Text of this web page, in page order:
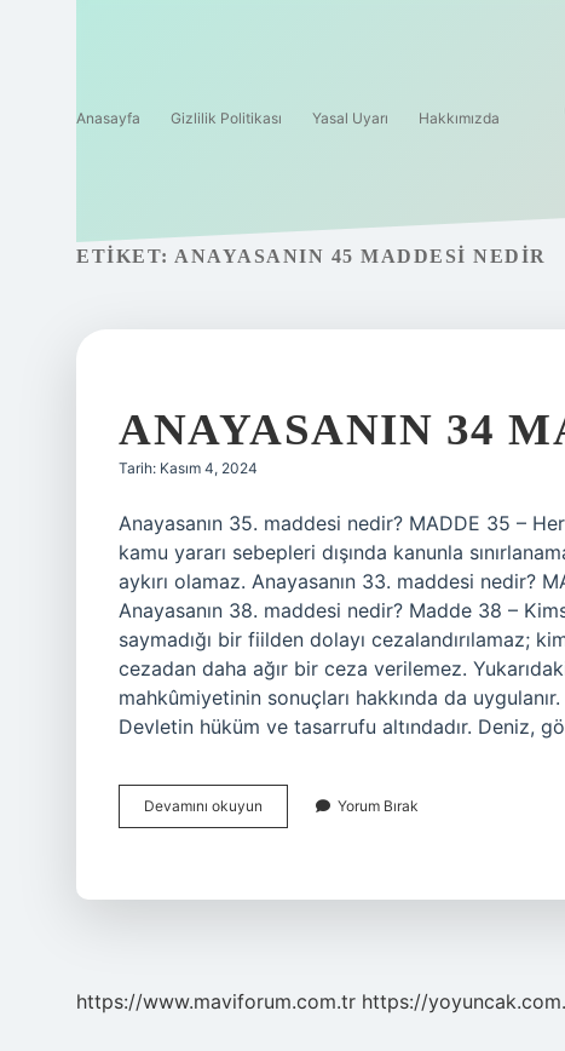
Anasayfa Gizlilik Politikası Yasal Uyarı Hakkımızda
ETIKET: ANAYASANIN 45 MADDESI NEDIR
ANAYASANIN 34
Tarih: Kasım 4, 2024
Anayasanın 35. maddesi nedir? MADDE 35 –
kamu yararı sebepleri dışında kanunla
aykırı olamaz. Anayasanın 33. maddesi nedir?
Anayasanın 38. maddesi nedir? Madde 38 –
saymadığı bir fiilden dolayı cezalandırılamaz;
cezadan daha ağır bir ceza verilemez.
mahkûmiyetinin sonuçları hakkında da
Devletin hüküm ve tasarrufu altındadır. Deniz,
Devamını okuyun Anayasanın
34
Yorum Bırak
https://www.maviforum.com.tr https://